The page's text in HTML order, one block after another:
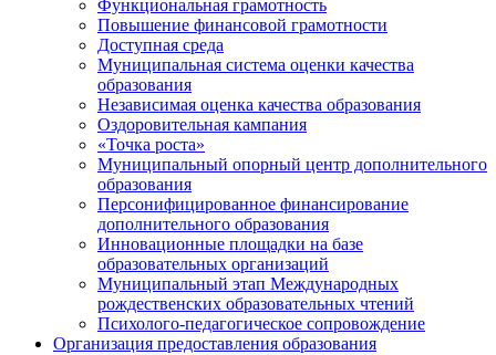
Функциональная грамотность
Повышение финансовой грамотности
Доступная среда
Муниципальная система оценки качества
образования
Независимая оценка качества образования
Оздоровительная кампания
«Точка роста»
Муниципальный опорный центр дополнительного
образования
Персонифицированное финансирование
дополнительного образования
Инновационные площадки на базе
образовательных организаций
Муниципальный этап Международных
рождественских образовательных чтений
Психолого-педагогическое сопровождение
Организация предоставления образования